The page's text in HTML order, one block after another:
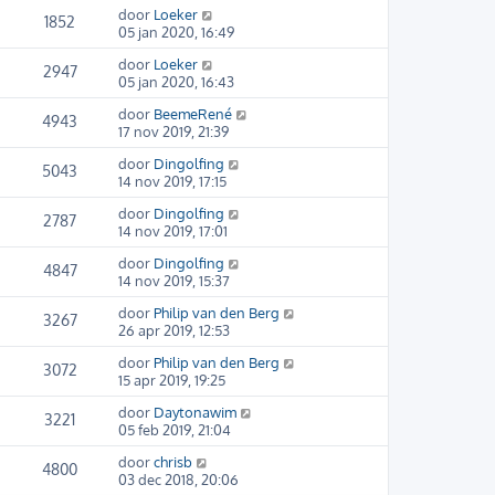
1852 door Loeker
05 jan 2020, 16:49
2947 door Loeker
05 jan 2020, 16:43
4943 door BeemeRené
17 nov 2019, 21:39
5043 door Dingolfing
14 nov 2019, 17:15
2787 door Dingolfing
14 nov 2019, 17:01
4847 door Dingolfing
14 nov 2019, 15:37
3267 door Philip van den Berg
26 apr 2019, 12:53
3072 door Philip van den Berg
15 apr 2019, 19:25
3221 door Daytonawim
05 feb 2019, 21:04
4800 doorchrisb
03 dec 2018, 20:06